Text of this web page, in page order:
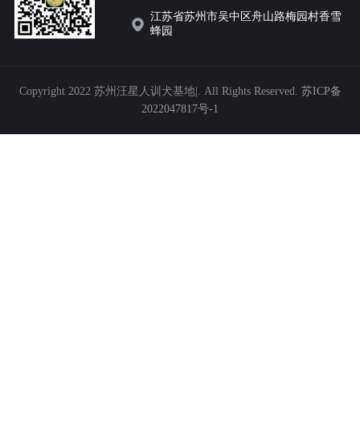
江苏省苏州市吴中区舟山路梅园村香雪
蜂园
Copyright 2022 苏州汪星人训犬基地|. All Rights Reserved. 苏ICP备
2022047817号-1